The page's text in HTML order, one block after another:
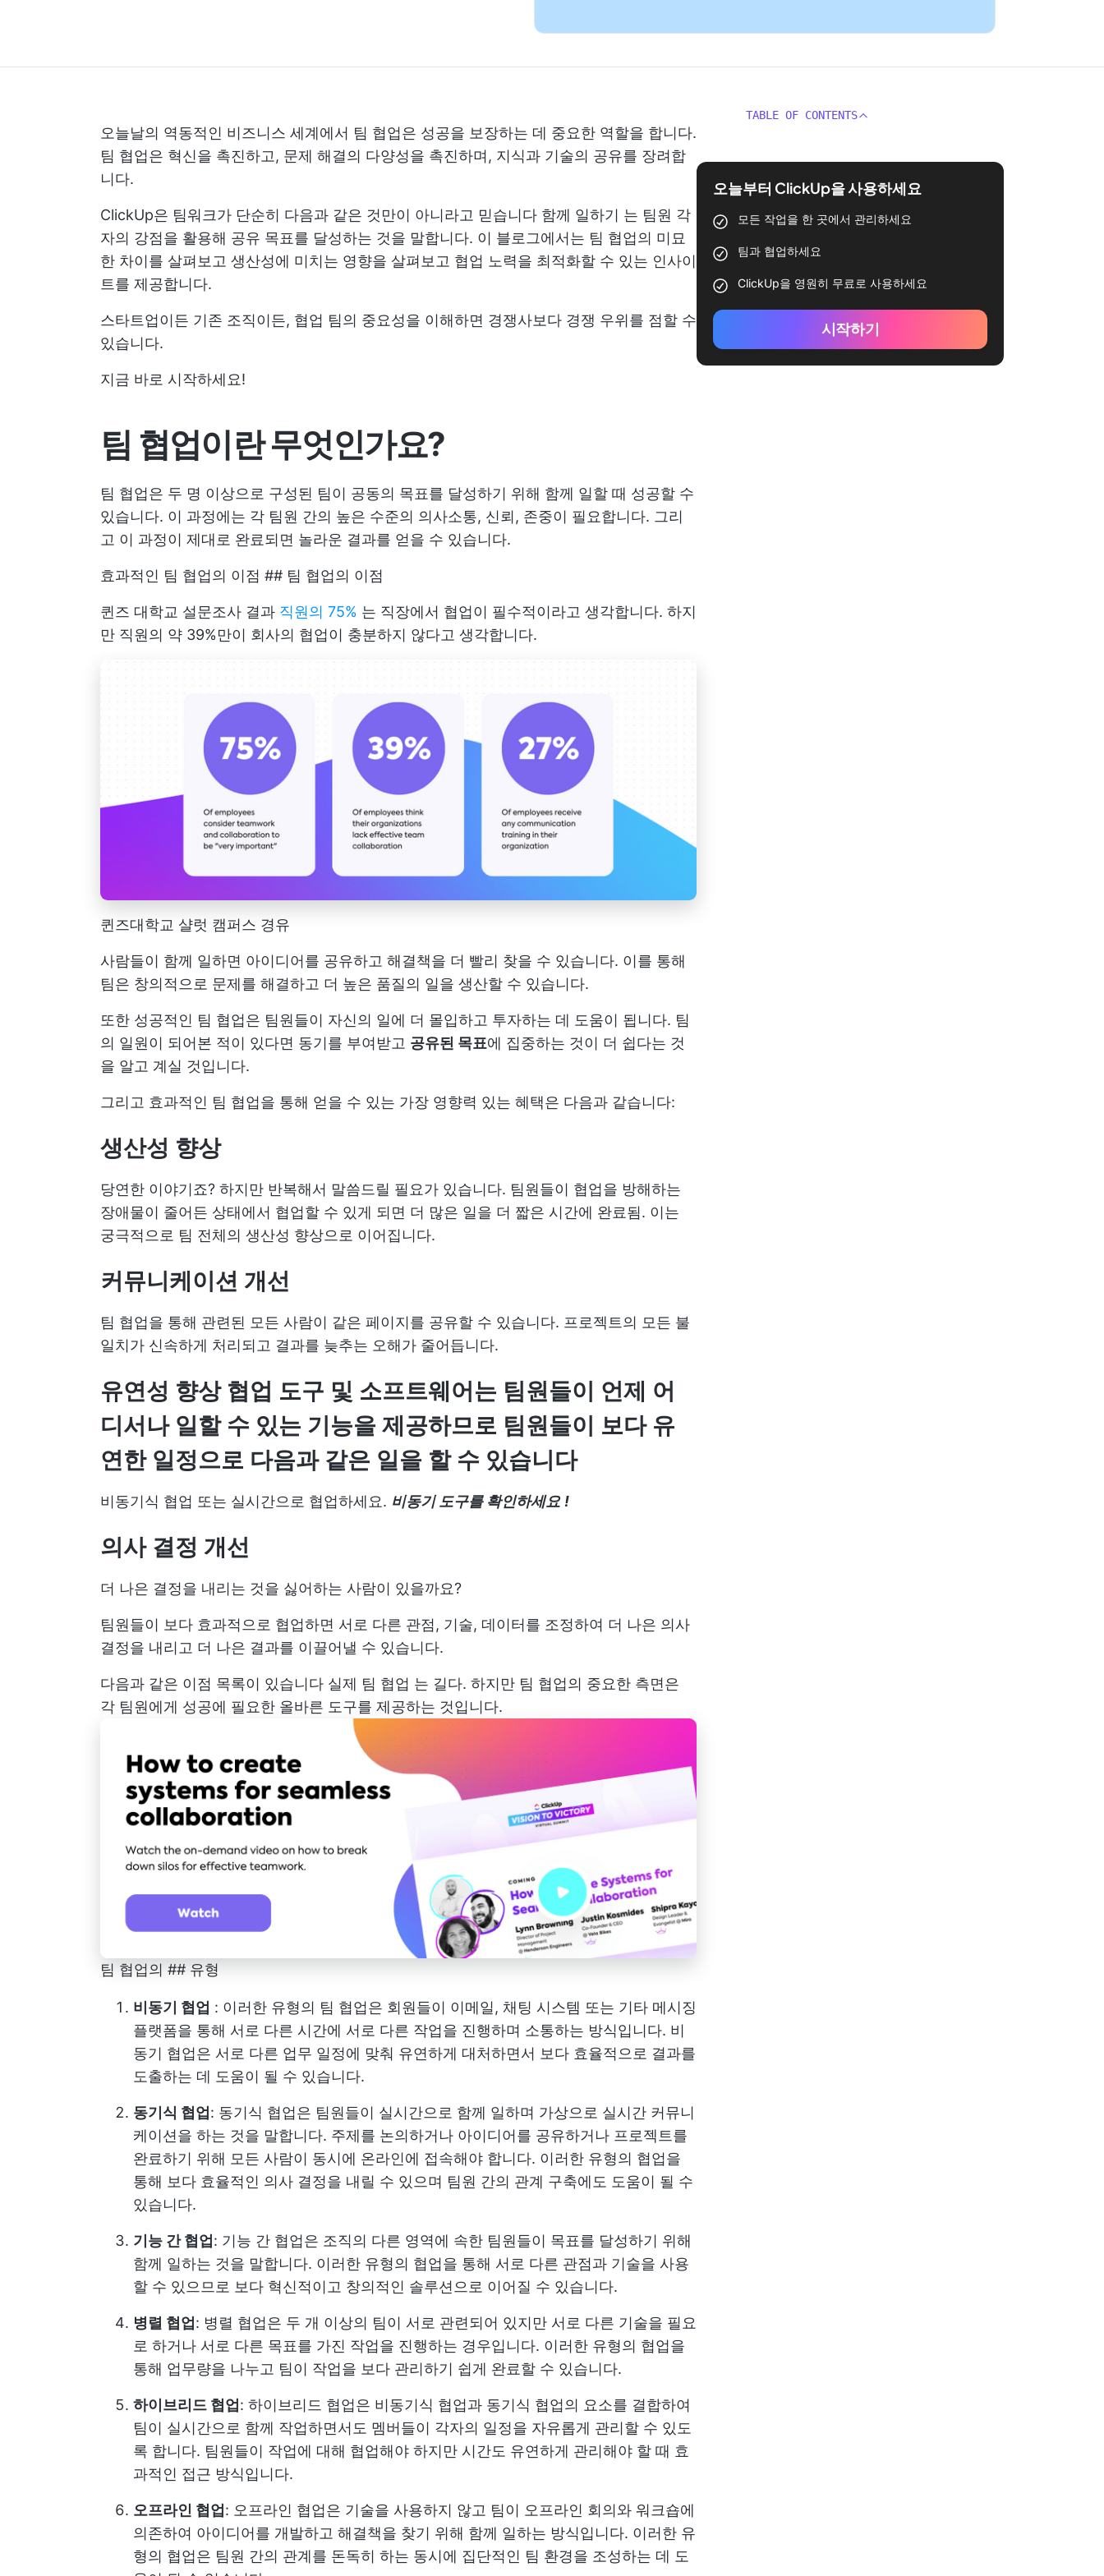
오늘날의 역동적인 비즈니스 세계에서 팀 협업은 성공을 보장하는 데 중요한 역할을 합니다.
팀 협업은 혁신을 촉진하고, 문제 해결의 다양성을 촉진하며, 지식과 기술의 공유를 장려합
니다.
ClickUp은 팀워크가 단순히 다음과 같은 것만이 아니라고 믿습니다 함께 일하기 는 팀원 각
자의 강점을 활용해 공유 목표를 달성하는 것을 말합니다. 이 블로그에서는 팀 협업의 미묘
한 차이를 살펴보고 생산성에 미치는 영향을 살펴보고 협업 노력을 최적화할 수 있는 인사이
트를 제공합니다.
스타트업이든 기존 조직이든, 협업 팀의 중요성을 이해하면 경쟁사보다 경쟁 우위를 점할 수
있습니다.
지금 바로 시작하세요!
팀 협업이란 무엇인가요?
팀 협업은 두 명 이상으로 구성된 팀이 공동의 목표를 달성하기 위해 함께 일할 때 성공할 수
있습니다. 이 과정에는 각 팀원 간의 높은 수준의 의사소통, 신뢰, 존중이 필요합니다. 그리
고 이 과정이 제대로 완료되면 놀라운 결과를 얻을 수 있습니다.
효과적인 팀 협업의 이점 ## 팀 협업의 이점
퀸즈 대학교 설문조사 결과 직원의 75% 는 직장에서 협업이 필수적이라고 생각합니다. 하지
만 직원의 약 39%만이 회사의 협업이 충분하지 않다고 생각합니다.
퀸즈대학교 샬럿 캠퍼스 경유
사람들이 함께 일하면 아이디어를 공유하고 해결책을 더 빨리 찾을 수 있습니다. 이를 통해
팀은 창의적으로 문제를 해결하고 더 높은 품질의 일을 생산할 수 있습니다.
또한 성공적인 팀 협업은 팀원들이 자신의 일에 더 몰입하고 투자하는 데 도움이 됩니다. 팀
의 일원이 되어본 적이 있다면 동기를 부여받고 공유된 목표에 집중하는 것이 더 쉽다는 것
을 알고 계실 것입니다.
그리고 효과적인 팀 협업을 통해 얻을 수 있는 가장 영향력 있는 혜택은 다음과 같습니다:
생산성 향상
당연한 이야기죠? 하지만 반복해서 말씀드릴 필요가 있습니다. 팀원들이 협업을 방해하는
장애물이 줄어든 상태에서 협업할 수 있게 되면 더 많은 일을 더 짧은 시간에 완료됨. 이는
궁극적으로 팀 전체의 생산성 향상으로 이어집니다.
커뮤니케이션 개선
팀 협업을 통해 관련된 모든 사람이 같은 페이지를 공유할 수 있습니다. 프로젝트의 모든 불
일치가 신속하게 처리되고 결과를 늦추는 오해가 줄어듭니다.
유연성 향상 협업 도구 및 소프트웨어는 팀원들이 언제 어
디서나 일할 수 있는 기능을 제공하므로 팀원들이 보다 유
연한 일정으로 다음과 같은 일을 할 수 있습니다
비동기식 협업 또는 실시간으로 협업하세요. 비동기 도구를 확인하세요 !
의사 결정 개선
더 나은 결정을 내리는 것을 싫어하는 사람이 있을까요?
팀원들이 보다 효과적으로 협업하면 서로 다른 관점, 기술, 데이터를 조정하여 더 나은 의사
결정을 내리고 더 나은 결과를 이끌어낼 수 있습니다.
다음과 같은 이점 목록이 있습니다 실제 팀 협업 는 길다. 하지만 팀 협업의 중요한 측면은
각 팀원에게 성공에 필요한 올바른 도구를 제공하는 것입니다.
팀 협업의 ## 유형
비동기 협업 : 이러한 유형의 팀 협업은 회원들이 이메일, 채팅 시스템 또는 기타 메시징
플랫폼을 통해 서로 다른 시간에 서로 다른 작업을 진행하며 소통하는 방식입니다. 비
동기 협업은 서로 다른 업무 일정에 맞춰 유연하게 대처하면서 보다 효율적으로 결과를
도출하는 데 도움이 될 수 있습니다.
동기식 협업 : 동기식 협업은 팀원들이 실시간으로 함께 일하며 가상으로 실시간 커뮤니
케이션을 하는 것을 말합니다. 주제를 논의하거나 아이디어를 공유하거나 프로젝트를
완료하기 위해 모든 사람이 동시에 온라인에 접속해야 합니다. 이러한 유형의 협업을
통해 보다 효율적인 의사 결정을 내릴 수 있으며 팀원 간의 관계 구축에도 도움이 될 수
있습니다.
기능 간 협업 : 기능 간 협업은 조직의 다른 영역에 속한 팀원들이 목표를 달성하기 위해
함께 일하는 것을 말합니다. 이러한 유형의 협업을 통해 서로 다른 관점과 기술을 사용
할 수 있으므로 보다 혁신적이고 창의적인 솔루션으로 이어질 수 있습니다.
병렬 협업 : 병렬 협업은 두 개 이상의 팀이 서로 관련되어 있지만 서로 다른 기술을 필요
로 하거나 서로 다른 목표를 가진 작업을 진행하는 경우입니다. 이러한 유형의 협업을
통해 업무량을 나누고 팀이 작업을 보다 관리하기 쉽게 완료할 수 있습니다.
하이브리드 협업 : 하이브리드 협업은 비동기식 협업과 동기식 협업의 요소를 결합하여
팀이 실시간으로 함께 작업하면서도 멤버들이 각자의 일정을 자유롭게 관리할 수 있도
록 합니다. 팀원들이 작업에 대해 협업해야 하지만 시간도 유연하게 관리해야 할 때 효
과적인 접근 방식입니다.
오프라인 협업 : 오프라인 협업은 기술을 사용하지 않고 팀이 오프라인 회의와 워크숍에
의존하여 아이디어를 개발하고 해결책을 찾기 위해 함께 일하는 방식입니다. 이러한 유
형의 협업은 팀원 간의 관계를 돈독히 하는 동시에 집단적인 팀 환경을 조성하는 데 도
TABLE OF CONTENTS
오늘부터 ClickUp을 사용하세요
모든 작업을 한 곳에서 관리하세요
팀과 협업하세요
ClickUp을 영원히 무료로 사용하세요
시작하기